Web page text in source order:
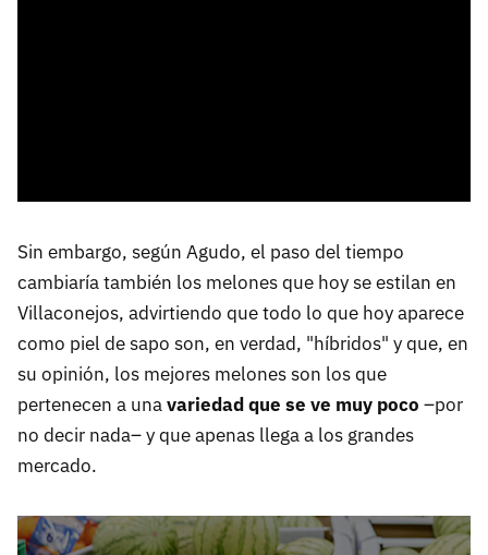
Sin embargo, según Agudo, el paso del tiempo
cambiaría también los melones que hoy se estilan en
Villaconejos, advirtiendo que todo lo que hoy aparece
como piel de sapo son, en verdad, "híbridos" y que, en
su opinión, los mejores melones son los que
pertenecen a unavariedad que se ve muy poco –por
no decir nada– y que apenas llega a los grandes
mercado.